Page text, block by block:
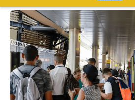
Sobre
Minas Gerais
São Paulo
Rio de Janeiro